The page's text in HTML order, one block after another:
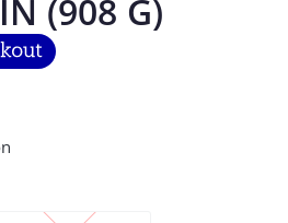
(908 G)